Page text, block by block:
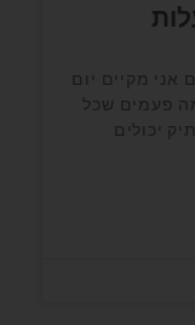
חמישי מזה כמעט 12 שנים אני מקיים יום
פעמים שכל
יכולים